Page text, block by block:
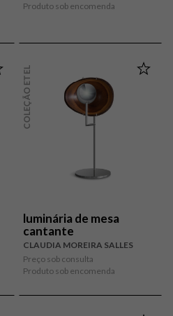
Produto sob encomenda
COLEÇÃO ETEL
luminária de mesa
cantante
CLAUDIA MOREIRA SALLES
Preço sob consulta
Produto sob encomenda